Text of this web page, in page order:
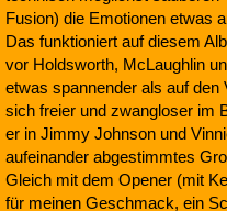
Fusion) die Emotionen etwas
Das funktioniert auf diesem
vor Holdsworth, McLaughlin
etwas spannender als auf den
sich freier und zwangloser im
er in Jimmy Johnson und
aufeinander abgestimmtes
Gleich mit dem Opener (mit
für meinen Geschmack, ein